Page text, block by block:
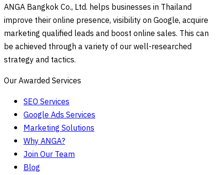
ANGA Bangkok Co., Ltd. helps businesses in Thailand
improve their online presence, visibility on Google, acquire
marketing qualified leads and boost online sales. This can
be achieved through a variety of our well-researched
strategy and tactics.
Our Awarded Services
SEO Services
Google Ads Services
Marketing Solutions
Why ANGA?
Join Our Team
Blog